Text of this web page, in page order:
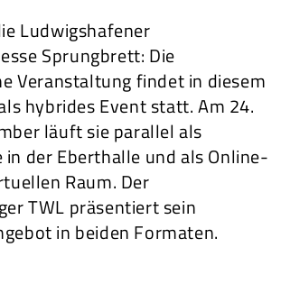
Ludwigshafener
Sprungbrett: Die
Veranstaltung findet in diesem
hybrides Event statt. Am 24.
läuft sie parallel als
in der Eberthalle und als Online-
Raum. Der
TWL präsentiert sein
in beiden Formaten.